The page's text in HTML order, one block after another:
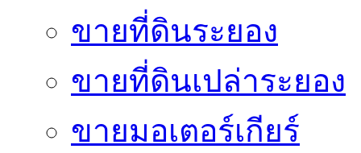
ขายที่ดินระยอง
ขายที่ดินเปล่าระยอง
ขายมอเตอร์เกียร์